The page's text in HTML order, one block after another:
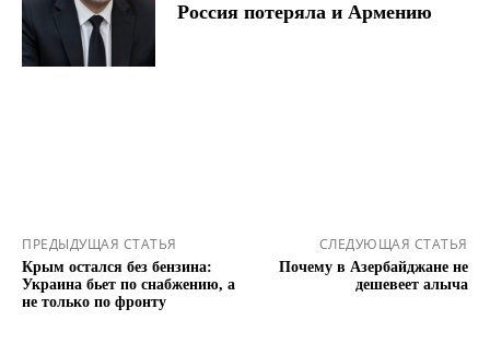
Россия потеряла и Армению
ПРЕДЫДУЩАЯ СТАТЬЯ
Крым остался без бензина:
Украина бьет по снабжению, а
не только по фронту
СЛЕДУЮЩАЯ СТАТЬЯ
Почему в Азербайджане не
дешевеет алыча